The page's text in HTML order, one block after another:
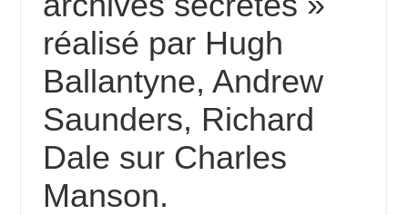
réalisé par Hugh
Ballantyne, Andrew
Saunders, Richard
Dale sur Charles
Manson.